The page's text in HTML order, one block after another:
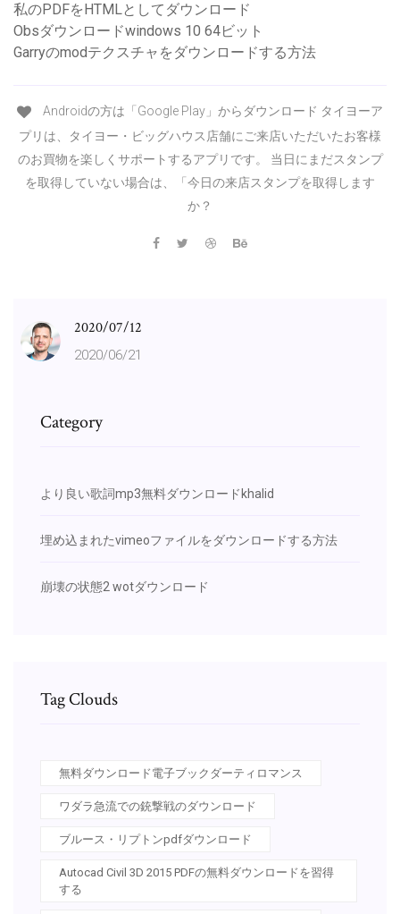
私のPDFをHTMLとしてダウンロード
Obsダウンロードwindows 10 64ビット
Garryのmodテクスチャをダウンロードする方法
Androidの方は「Google Play」からダウンロード タイヨーア
プリは、タイヨー・ビッグハウス店舗にご来店いただいたお客様
のお買物を楽しくサポートするアプリです。 当日にまだスタンプ
を取得していない場合は、「今日の来店スタンプを取得します
か？
2020/07/12
2020/06/21
Category
より良い歌詞mp3無料ダウンロードkhalid
埋め込まれたvimeoファイルをダウンロードする方法
崩壊の状態2 wotダウンロード
Tag Clouds
無料ダウンロード電子ブックダーティロマンス
ワダラ急流での銃撃戦のダウンロード
ブルース・リプトンpdfダウンロード
Autocad Civil 3D 2015 PDFの無料ダウンロードを習得
する